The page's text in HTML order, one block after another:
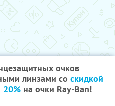
очков
линзами со скидкой
20% на очки Ray-Ban!